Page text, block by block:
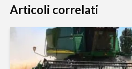
Articoli correlati